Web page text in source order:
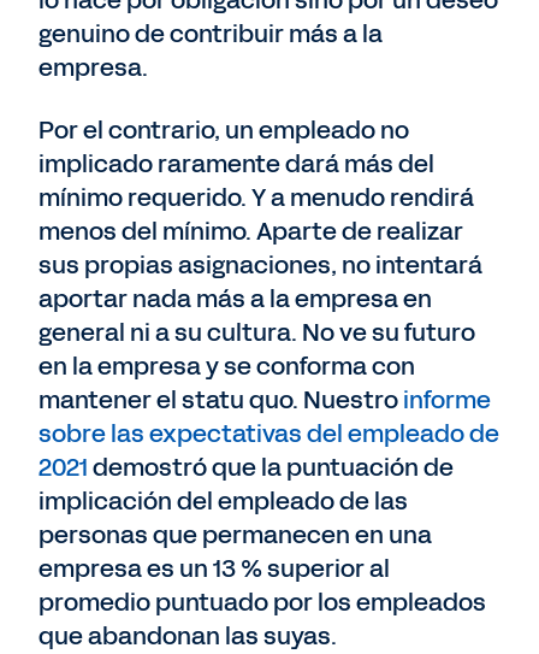
genuino de contribuir más a la
empresa.
Por el contrario, un empleado no
implicado raramente dará más del
mínimo requerido. Y a menudo rendirá
menos del mínimo. Aparte de realizar
sus propias asignaciones, no intentará
aportar nada más a la empresa en
general ni a su cultura. No ve su futuro
en la empresa y se conforma con
mantener el statu quo. Nuestroinforme
sobre las expectativas del empleado de
2021demostró que la puntuación de
implicación del empleado de las
personas que permanecen en una
empresa es un 13 % superior al
promedio puntuado por los empleados
que abandonan las suyas.